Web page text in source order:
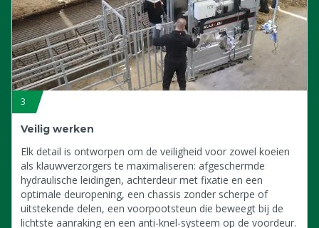
3
Veilig werken
Elk detail is ontworpen om de veiligheid voor zowel koeien
als klauwverzorgers te maximaliseren: afgeschermde
hydraulische leidingen, achterdeur met fixatie en een
optimale deuropening, een chassis zonder scherpe of
uitstekende delen, een voorpootsteun die beweegt bij de
lichtste aanraking en een anti-knel-systeem op de voordeur.